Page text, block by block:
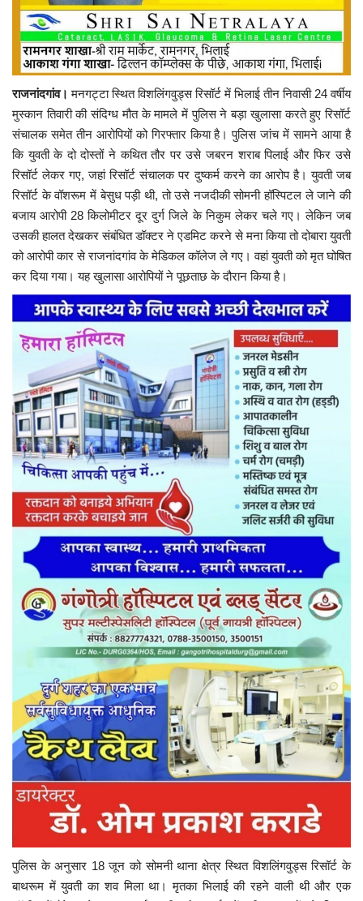
राजनांदगांव। मनगट्टा स्थित विशलिंगवुड्स रिसॉर्ट में भिलाई तीन निवासी 24 वर्षीय
मुस्कान तिवारीकी संदिग्ध मौत के मामले में पुलिस ने बड़ा खुलासा करते हुए रिसॉर्ट
संचालक समेत तीन आरोपियों को गिरफ्तार किया है। पुलिस जांच में सामने आया है
कि युवती के दो दोस्तों ने कथित तौर पर उसे जबरन शराब पिलाई और फिर उसे
रिसॉर्ट लेकर गए, जहां रिसॉर्ट संचालक पर दुष्कर्म करने का आरोप है। युवती जब
रिसॉर्ट के वॉशरूम में बेसुध पड़ी थी, तो उसे नजदीकी सोमनी हॉस्पिटल ले जाने की
बजाय आरोपी 28 किलोमीटर दूर दुर्ग जिले के निकुम लेकर चले गए। लेकिन जब
उसकी हालत देखकर संबंधित डॉक्टर ने एडमिट करने से मना किया तो दोबारा युवती
को आरोपी कार से राजनांदगांव के मेडिकल कॉलेज ले गए। वहां युवती को मृत घोषित
कर दिया गया। यह खुलासा आरोपियों ने पूछताछ के दौरान किया है।
पुलिस के अनुसार 18 जून को सोमनी थाना क्षेत्र स्थित विशलिंगवुड्स रिसॉर्ट के
बाथरूम में युवती का शव मिला था। मृतका भिलाई की रहने वाली थी और एक